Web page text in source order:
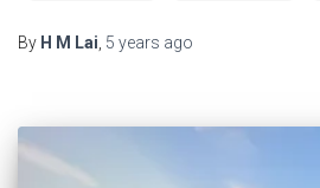
By H M Lai 5 years ago